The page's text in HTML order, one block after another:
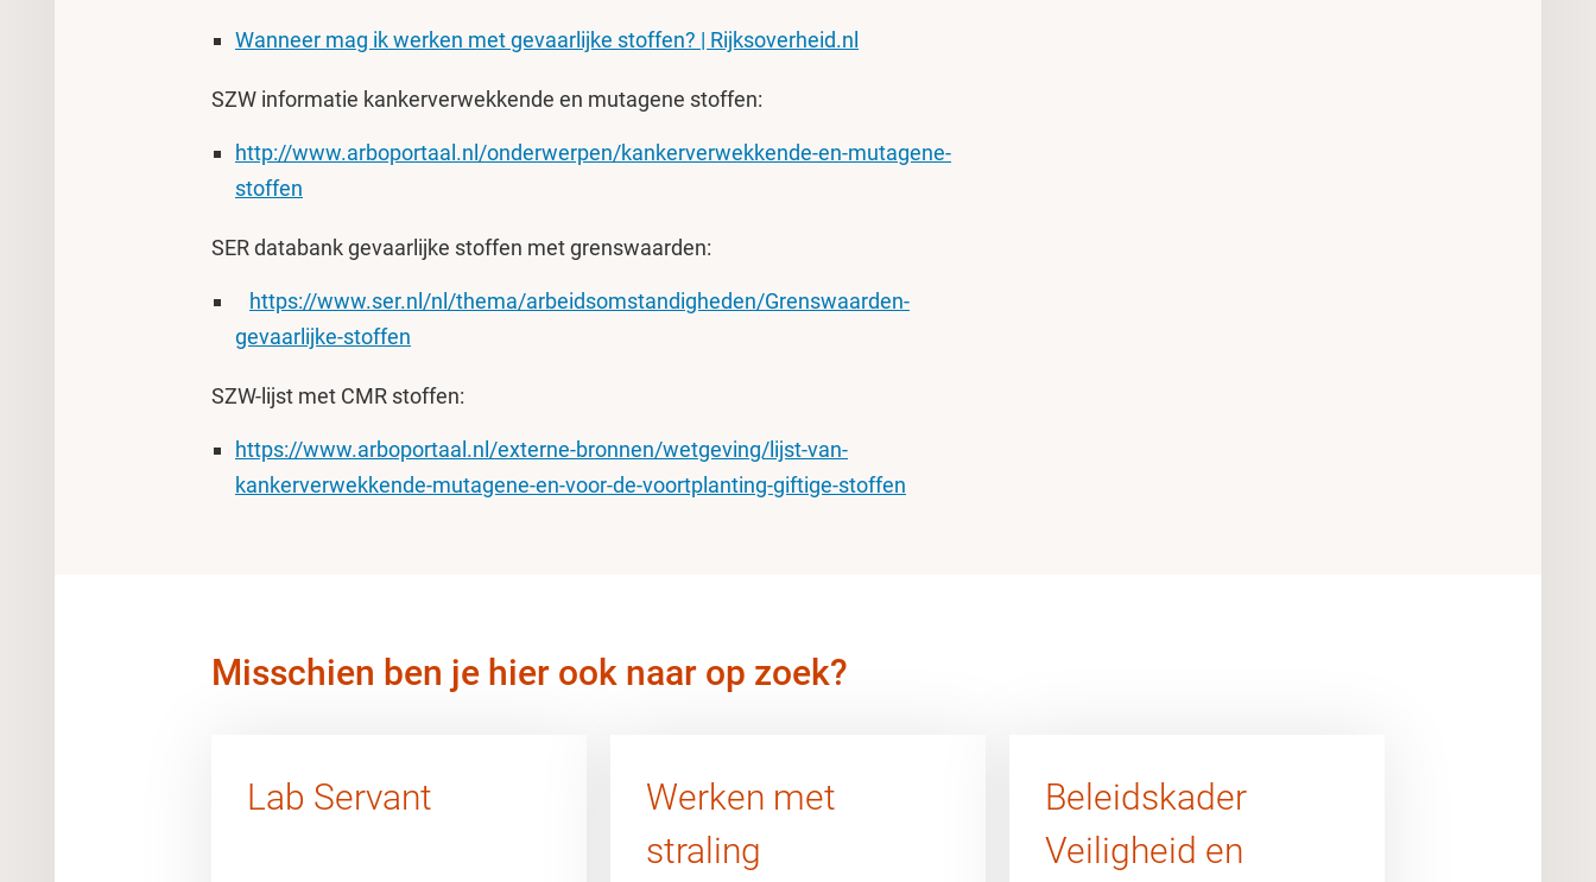
Wanneer mag ik werken met gevaarlijke stoffen? | Rijksoverheid.nl
SZW informatie kankerverwekkende en mutagene stoffen:
http://www.arboportaal.nl/onderwerpen/kankerverwekkende-en-mutagene-
stoffen
SER databank gevaarlijke stoffen met grenswaarden:
https://www.ser.nl/nl/thema/arbeidsomstandigheden/Grenswaarden-
gevaarlijke-stoffen
SZW-lijst met CMR stoffen:
https://www.arboportaal.nl/externe-bronnen/wetgeving/lijst-van-
kankerverwekkende-mutagene-en-voor-de-voortplanting-giftige-stoffen
Misschien ben je hier ook naar op zoek?
Lab Servant
Werken met
straling
Beleidskader
Veiligheid en